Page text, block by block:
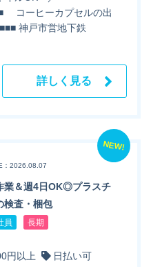
コーヒーカプセルの出
神戸市営地下鉄
詳しく見る
NEW!
：2026.08.07
業＆週4日OK◎プラスチ
検査・梱包
員 長期
円以上
日払い可